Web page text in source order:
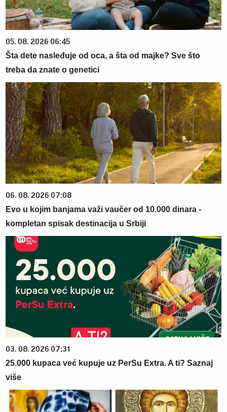
05. 08. 2026 06:45
Šta dete nasleđuje od oca, a šta od majke? Sve što
treba da znate o genetici
06. 08. 2026 07:08
Evo u kojim banjama važi vaučer od 10.000 dinara -
kompletan spisak destinacija u Srbiji
03. 08. 2026 07:31
25.000 kupaca već kupuje uz PerSu Extra. A ti? Saznaj
više